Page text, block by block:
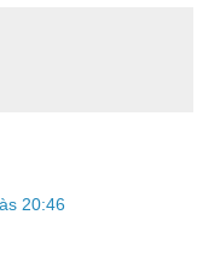
20:46